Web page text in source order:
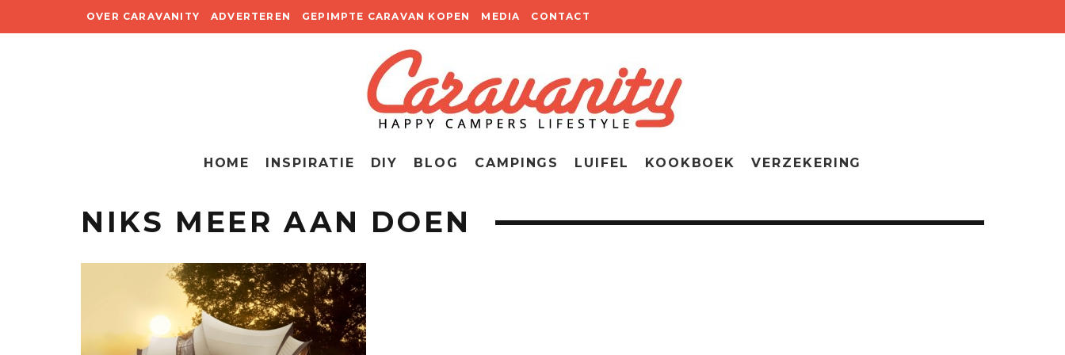
OVER CARAVANITY ADVERTEREN GEPIMPTE CARAVAN KOPEN MEDIA CONTACT
HOME INSPIRATIE DIY BLOG CAMPINGS LUIFEL KOOKBOEK VERZEKERING
NIKS MEER AAN DOEN